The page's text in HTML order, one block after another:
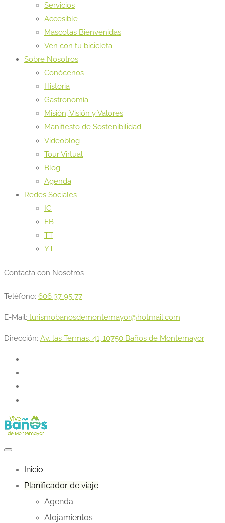
Servicios
Accesible
Mascotas Bienvenidas
Ven con tu bicicleta
Sobre Nosotros
Conócenos
Historia
Gastronomía
Misión, Visión y Valores
Manifiesto de Sostenibilidad
Videoblog
Tour Virtual
Blog
Agenda
Redes Sociales
IG
FB
TT
YT
Contacta con Nosotros
Teléfono: 606 37 95 77
E-Mail: turismobanosdemontemayor@hotmail.com
Dirección: Av. las Termas, 41, 10750 Baños de Montemayor
Inicio
Planificador de viaje
Agenda
Alojamientos